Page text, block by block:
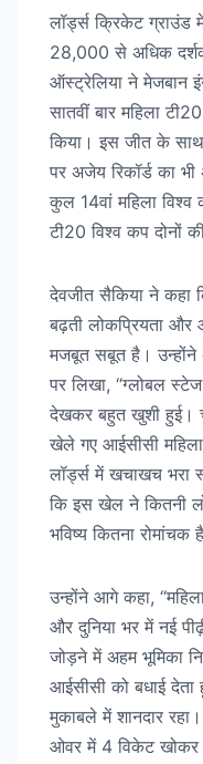
लॉर्ड्स क्रिकेट ग्राउंड
28,000 से अधिक
ऑस्ट्रेलिया ने मेजबान
सातवीं बार महिला
किया। इस जीत के
पर अजेय रिकॉर्ड का
कुल 14वां महिला
टी20 विश्व कप दोनों
देवजीत सैकिया ने कहा
बढ़ती लोकप्रियता
मजबूत सबूत है। उन्होंने
पर लिखा, “ग्लोबल
देखकर बहुत खुशी हुई।
खेले गए आईसीसी
लॉर्ड्स में खचाखच भरा
कि इस खेल ने कितनी
भविष्य कितना रोमांचक
उन्होंने आगे कहा,
और दुनिया भर में नई
जोड़ने में अहम भूमिका
आईसीसी को बधाई देता
मुकाबले में शानदार
ओवर में 4 विकेट खोकर